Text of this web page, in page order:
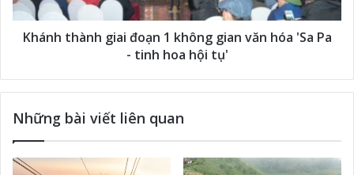
Khánh thành giai đoạn 1 không gian văn hóa 'Sa Pa
- tinh hoa hội tụ'
Những bài viết liên quan